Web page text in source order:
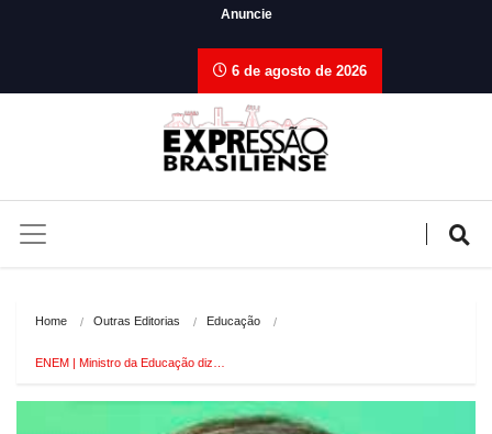
Anuncie
6 de agosto de 2026
Home Outras Editorias Educação
ENEM | Ministro da Educação diz…